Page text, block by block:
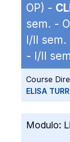
OP) -
sem. -
I/II sem.
- I/II
Course
ELISA
Modulo: